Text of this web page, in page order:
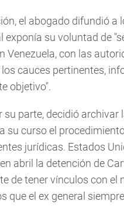
el abogado difundió a
exponía su voluntad de
Venezuela, con las
cauces pertinentes,
objetivo".
su parte, decidió
su curso el
jurídicas. Estados
abril la detención de
de tener vínculos con
que el ex general